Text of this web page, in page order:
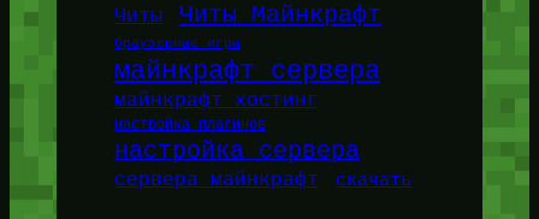
Читы Читы Майнкрафт
браузерные игры
майнкрафт сервера
майнкрафт хостинг
настройка плагинов
настройка сервера
сервера майнкрафт скачать